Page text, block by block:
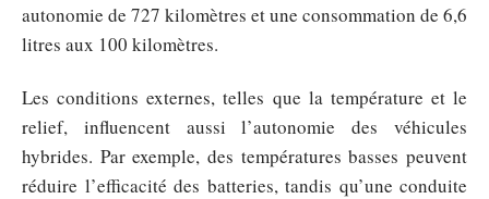
autonomie de 727 kilomètres et une consommation de 6,6
litres aux 100 kilomètres.
Les conditions externes, telles que la température et le
relief, influencent aussi l’autonomie des véhicules
hybrides. Par exemple, des températures basses peuvent
réduire l’efficacité des batteries, tandis qu’une conduite